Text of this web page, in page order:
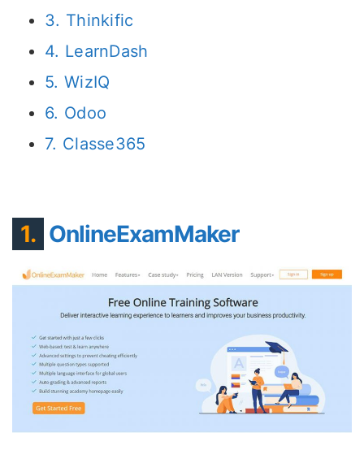
3. Thinkific
4. LearnDash
5. WizIQ
6. Odoo
7. Classe365
1. OnlineExamMaker